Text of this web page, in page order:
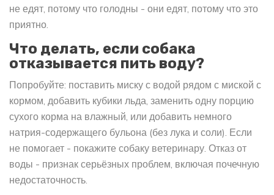
не едят, потому что голодны - они едят, потому что это
приятно.
Что делать, если собака
отказывается пить воду?
Попробуйте: поставить миску с водой рядом с миской с
кормом, добавить кубики льда, заменить одну порцию
сухого корма на влажный, или добавить немного
натрия-содержащего бульона (без лука и соли). Если
не помогает - покажите собаку ветеринару. Отказ от
воды - признак серьёзных проблем, включая почечную
недостаточность.